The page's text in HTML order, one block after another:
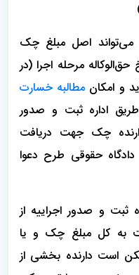
می‌تواند اصل مبلغ چک
مرحله اجرا (در
و امکان مطالبه خسارت
اداره ثبت و صدور
دارنده چک جهت دریافت
حقوقی طرح دعوا
ثبت و صدور اجراییه از
به کل مبلغ چک و یا
است دارنده بخشی از